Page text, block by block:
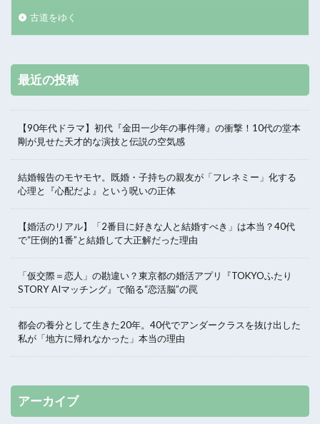
古道をゆく
最近の投稿
【90年代ドラマ】初代『金田一少年の事件簿』の衝撃！10代の堂本
剛が見せた天才的な演技と伝説の空気感
結婚報告のモヤモヤ。既婚・子持ちの親友が「フレネミー」化する
心理と『心配だよ』という呪いの正体
【婚活のリアル】「2番目に好きな人と結婚すべき」は本当？40代
で“圧倒的1番”と結婚して大正解だった理由
「仮交際＝恋人」の勘違い？東京都の婚活アプリ『TOKYOふたり
STORY AIマッチング』で陥る“恋活脳”の罠
都会の養分として生きた20年。40代でアンダークラスを抜け出した
私が「地方に帰れなかった」本当の理由
アーカイブ